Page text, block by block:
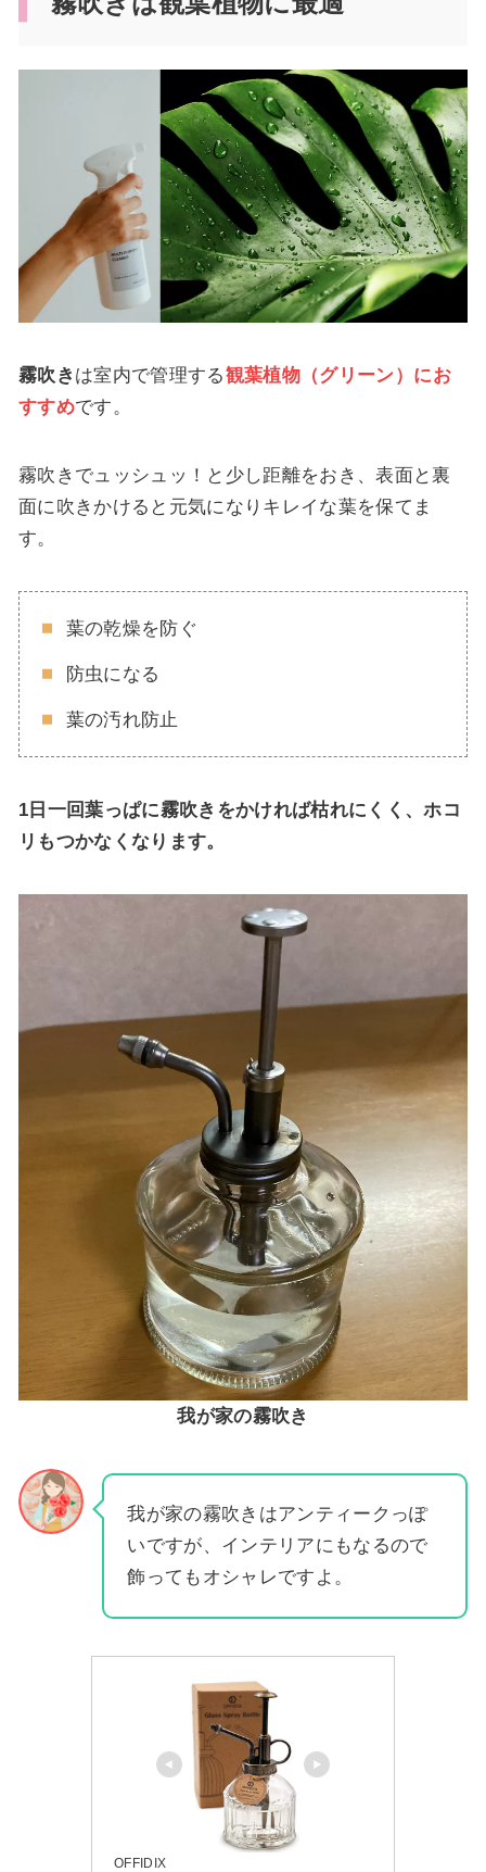
霧吹き は室内で管理する観葉植物（グリーン）にお
すすめです。
霧吹きでュッシュッ！と少し距離をおき、表面と裏
面に吹きかけると元気になりキレイな葉を保てま
す。
葉の乾燥を防ぐ
防虫になる
葉の汚れ防止
1日一回葉っぱに霧吹きをかければ枯れにくく、ホコ
リもつかなくなります。
我が家の霧吹き
我が家の霧吹きはアンティークっぽ
いですが、インテリアにもなるので
飾ってもオシャレですよ。
OFFIDIX